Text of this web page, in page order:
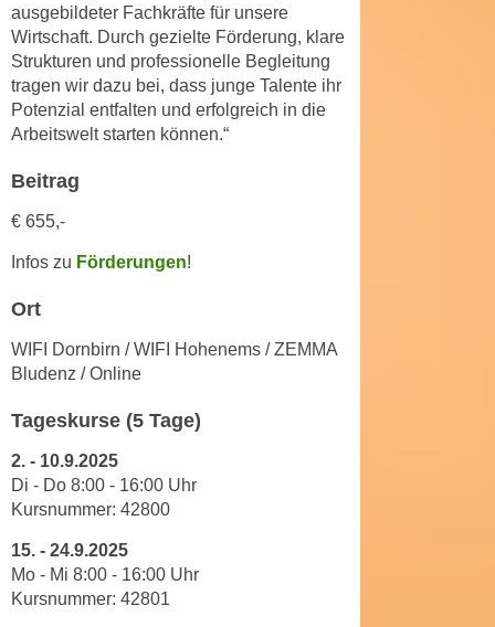
ausgebildeter Fachkräfte für unsere
Wirtschaft. Durch gezielte Förderung, klare
Strukturen und professionelle Begleitung
tragen wir dazu bei, dass junge Talente ihr
Potenzial entfalten und erfolgreich in die
Arbeitswelt starten können.“
Beitrag
€ 655,-
Infos zu Förderungen!
Ort
WIFI Dornbirn / WIFI Hohenems / ZEMMA
Bludenz / Online
Tageskurse (5 Tage)
2. - 10.9.2025
Di - Do 8:00 - 16:00 Uhr
Kursnummer: 42800
15. - 24.9.2025
Mo - Mi 8:00 - 16:00 Uhr
Kursnummer: 42801
n
z
u
z
e
i
n
m
h
n
d
a
r
ü
b
e
c
h
d
i
e
o
o
i
s
e
r
o
b
e
n
n
p
e